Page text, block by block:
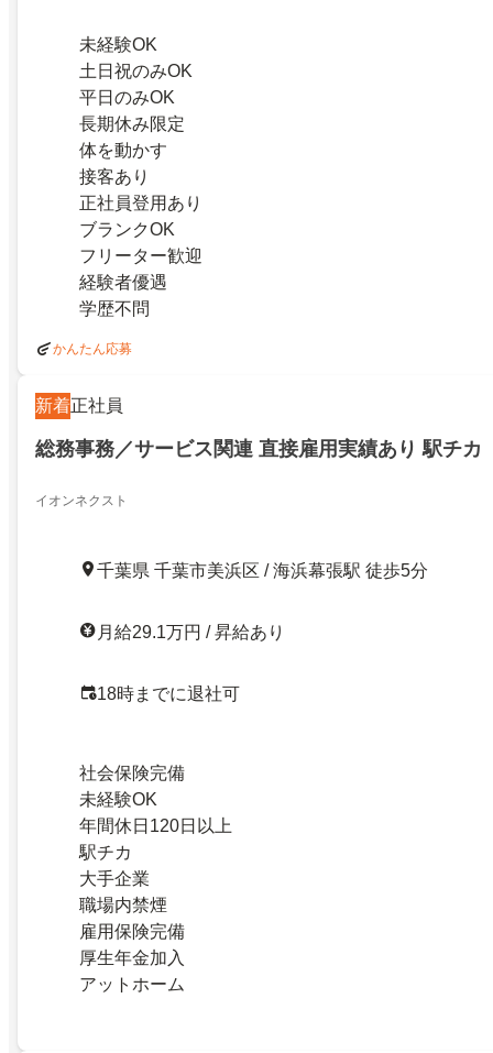
未経験OK
土日祝のみOK
平日のみOK
長期休み限定
体を動かす
接客あり
正社員登用あり
ブランクOK
フリーター歓迎
経験者優遇
学歴不問
かんたん応募
新着正社員
総務事務／サービス関連 直接雇用実績あり 駅チカ
イオンネクスト
千葉県 千葉市美浜区 / 海浜幕張駅 徒歩5分
月給29.1万円 / 昇給あり
18時までに退社可
社会保険完備
未経験OK
年間休日120日以上
駅チカ
大手企業
職場内禁煙
雇用保険完備
厚生年金加入
アットホーム